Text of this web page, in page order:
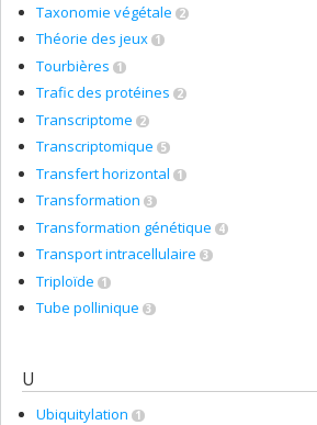
Taxonomie végétale 2
Théorie des jeux 1
Tourbières 1
Trafic des protéines 2
Transcriptome 2
Transcriptomique 5
Transfert horizontal 1
Transformation 3
Transformation génétique 4
Transport intracellulaire 3
Triploïde 1
Tube pollinique 3
U
Ubiquitylation 1